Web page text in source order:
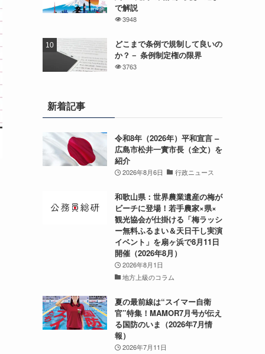
で解説
3948
どこまで条例で規制して良いの
か？－ 条例制定権の限界
3763
新着記事
令和8年（2026年）平和宣言 –
広島市松井一實市長（全文）を
紹介
2026年8月6日 行政ニュース
和歌山県：世界農業遺産の梅が
ビーチに登場！若手農家×県×
観光協会が仕掛ける「梅ラッシ
ー無料ふるまい＆天日干し実演
イベント」を扇ヶ浜で8月11日
開催（2026年8月）
2026年8月1日
地方上級のコラム
夏の最前線は“スイマー自衛
官”特集！MAMOR7月号が伝え
る国防のいま（2026年7月情
報）
2026年7月11日